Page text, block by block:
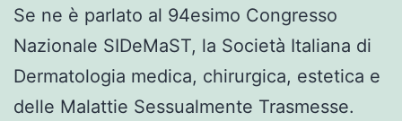
Se ne è parlato al 94esimo Congresso
Nazionale SIDeMaST, la Società Italiana di
Dermatologia medica, chirurgica, estetica e
delle Malattie Sessualmente Trasmesse.